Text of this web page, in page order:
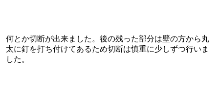
何とか切断が出来ました。後の残った部分は壁の方から丸
太に釘を打ち付けてあるため切断は慎重に少しずつ行いま
した。